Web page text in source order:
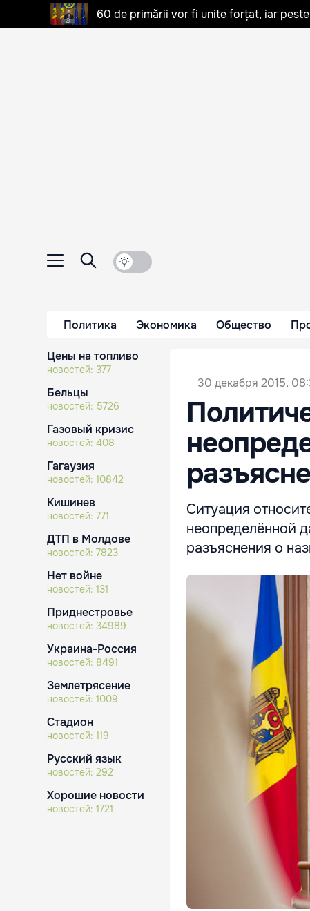
60 de primării vor fi unite forțat, iar
Политика Экономика Общество
Цены на топливо
новостей: 377
Бельцы
новостей: 5726
Газовый кризис
новостей: 408
Гагаузия
новостей: 10842
Кишинев
новостей: 771
ДТП в Молдове
новостей: 7823
Нет войне
новостей: 131
Приднестровье
новостей: 34989
Украина-Россия
новостей: 8491
Землетрясение
новостей: 1009
Стадион
новостей: 119
Русский язык
новостей: 292
Хорошие новости
новостей: 1721
30 декабря 2015,
Ситуация
неопределённой
разъяснения о